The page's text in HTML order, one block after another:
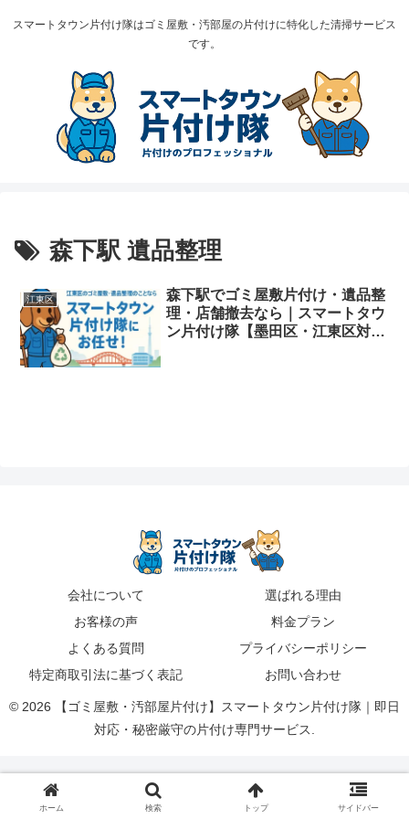
スマートタウン片付け隊はゴミ屋敷・汚部屋の片付けに特化した清掃サービス
です。
森下駅 遺品整理
江東区
森下駅でゴミ屋敷片付け・遺品整
理・店舗撤去なら｜スマートタウ
ン片付け隊【墨田区・江東区対
会社について
選ばれる理由
お客様の声
料金プラン
よくある質問
プライバシーポリシー
特定商取引法に基づく表記
お問い合わせ
© 2026 【ゴミ屋敷・汚部屋片付け】スマートタウン片付け隊｜即日
対応・秘密厳守の片付け専門サービス.
ホーム 検索 トップ サイドバー